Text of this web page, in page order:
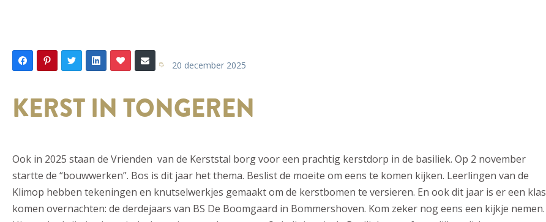
20 december 2025
KERST IN TONGEREN
Ook in 2025 staan de Vrienden van de Kerststal borg voor een prachtig kerstdorp in de basiliek. Op 2 november
startte de “bouwwerken”. Bos is dit jaar het thema. Beslist de moeite om eens te komen kijken. Leerlingen van de
Klimop hebben tekeningen en knutselwerkjes gemaakt om de kerstbomen te versieren. En ook dit jaar is er een klas
komen overnachten: de derdejaars van BS De Boomgaard in Bommershoven. Kom zeker nog eens een kijkje nemen.